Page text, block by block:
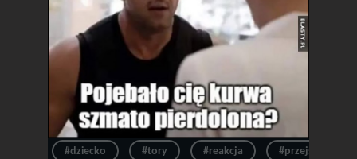
#dziecko #tory #reakcja #przejście